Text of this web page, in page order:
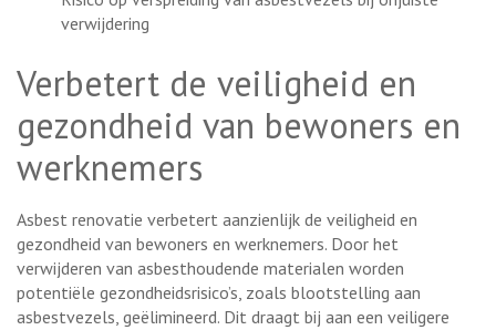
verwijdering
Verbetert de veiligheid en
gezondheid van bewoners en
werknemers
Asbest renovatie verbetert aanzienlijk de veiligheid en
gezondheid van bewoners en werknemers. Door het
verwijderen van asbesthoudende materialen worden
potentiële gezondheidsrisico’s, zoals blootstelling aan
asbestvezels, geëlimineerd. Dit draagt bij aan een veiligere